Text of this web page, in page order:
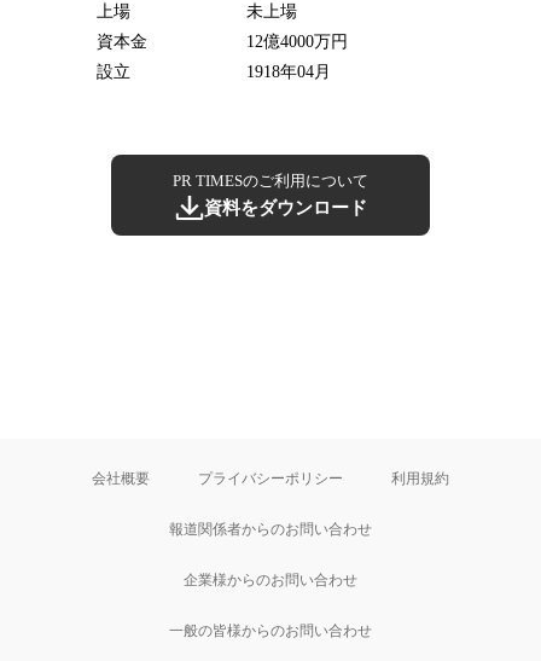
上場
未上場
資本金
12億4000万円
設立
1918年04月
PR TIMESのご利用について
資料をダウンロード
会社概要 プライバシーポリシー 利用規約
報道関係者からのお問い合わせ
企業様からのお問い合わせ
一般の皆様からのお問い合わせ